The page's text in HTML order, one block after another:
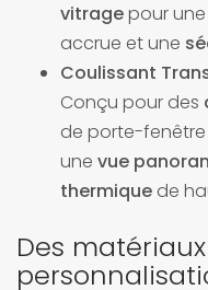
vitragepour
accrue et une
Coulissant
Conçu pour des
de porte-fenêtre
une vue
thermique de
Des